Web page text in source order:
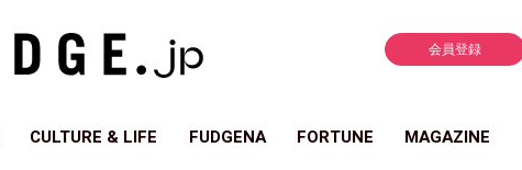
会員登録
CULTURE & LIFE FUDGENA FORTUNE MAGAZINE